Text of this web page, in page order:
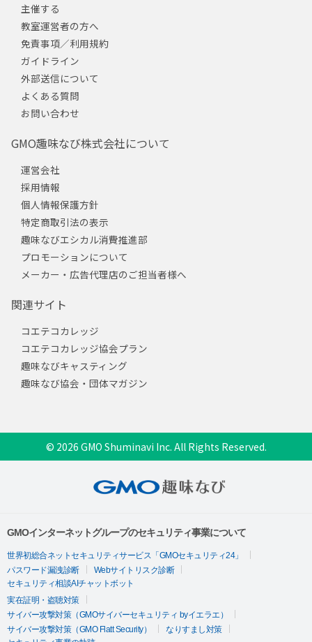
主催する
教室運営者の方へ
免責事項／利用規約
ガイドライン
外部送信について
よくある質問
お問い合わせ
GMO趣味なび株式会社について
運営会社
採用情報
個人情報保護方針
特定商取引法の表示
趣味なびエシカル消費推進部
プロモーションについて
メーカー・広告代理店のご担当者様へ
関連サイト
コエテコカレッジ
コエテコカレッジ協会プラン
趣味なびキャスティング
趣味なび協会・団体マガジン
© 2026 GMO Shuminavi Inc. All Rights Reserved.